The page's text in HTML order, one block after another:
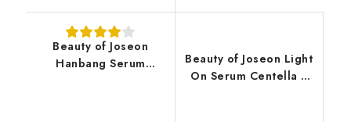
Beauty of Joseon
Hanbang Serum
Beauty of Joseon Light
On Serum Centella +